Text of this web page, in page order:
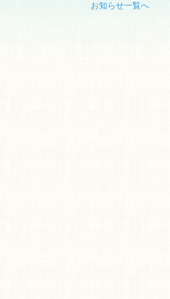
お知らせ一覧へ